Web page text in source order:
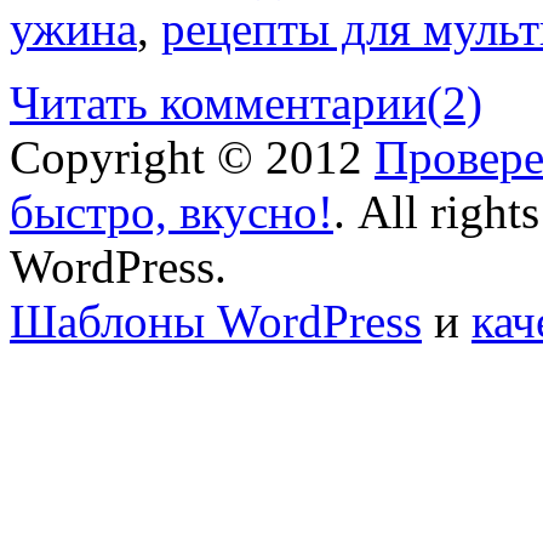
ужина, рецепты для
Читать комментарии(2)
Copyright © 2012
быстро, вкусно!. All rights
WordPress.
Шаблоны WordPress и